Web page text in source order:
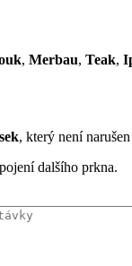
, Merbau, Teak,
, který není
dalšího prkna.